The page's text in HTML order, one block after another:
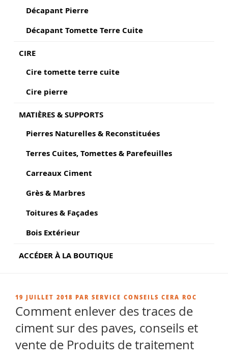
Décapant Pierre
Décapant Tomette Terre Cuite
CIRE
Cire tomette terre cuite
Cire pierre
MATIÈRES & SUPPORTS
Pierres Naturelles & Reconstituées
Terres Cuites, Tomettes & Parefeuilles
Carreaux Ciment
Grès & Marbres
Toitures & Façades
Bois Extérieur
ACCÉDER À LA BOUTIQUE
PUBLIÉ
LE
19 JUILLET 2018 PAR SERVICE CONSEILS CERA ROC
Comment enlever des traces de
ciment sur des paves, conseils et
vente de Produits de traitement